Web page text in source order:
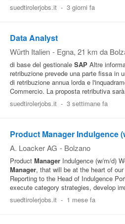
suedtirolerjobs.it - 3 giorni fa
Data Analyst
Würth Italien - Egna, 21 km da
di base del gestionale SAP Altre
retribuzione prevede una parte fissa in
di retribuzione annua lorda e
Commercio. La proposta retributiva
suedtirolerjobs.it - 3 settimane fa
Product Manager Indulgence
A. Loacker AG - Bolzano
Product Manager Indulgence (w/m/d)
Manager, that will be at the heart of
Reporting to the Head of Indulgence
execute category strategies, develop
suedtirolerjobs.it - 1 mese fa